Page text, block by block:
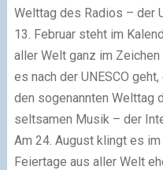
Welttag des Radios – der
13. Februar steht im
aller Welt ganz im
es nach der UNESCO
den sogenannten Welttag
seltsamen Musik – der
Am 24. August klingt es
Feiertage aus aller Welt